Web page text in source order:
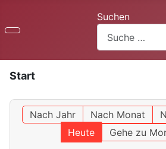
Suchen
Start
Nach Jahr Nach Monat
Heute
Gehe zu